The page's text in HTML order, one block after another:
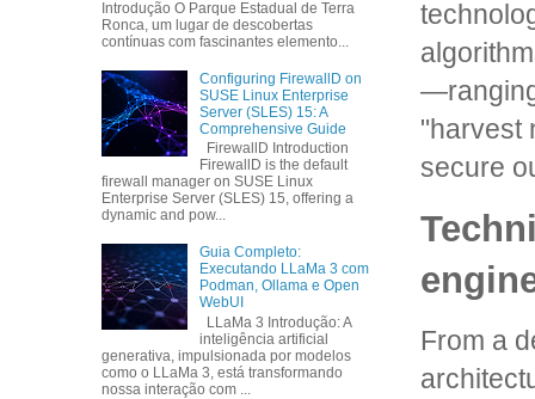
"harvest
secure
From a
Introdução O Parque Estadual de Terra
Ronca, um lugar de descobertas
contínuas com fascinantes elemento...
Configuring FirewallD on
SUSE Linux Enterprise
Server (SLES) 15: A
Comprehensive Guide
FirewallD Introduction
FirewallD is the default
firewall manager on SUSE Linux
Enterprise Server (SLES) 15, offering a
dynamic and pow...
Guia Completo:
Executando LLaMa 3 com
Podman, Ollama e Open
WebUI
LLaMa 3 Introdução: A
inteligência artificial
generativa, impulsionada por modelos
como o LLaMa 3, está transformando
nossa interação com ...